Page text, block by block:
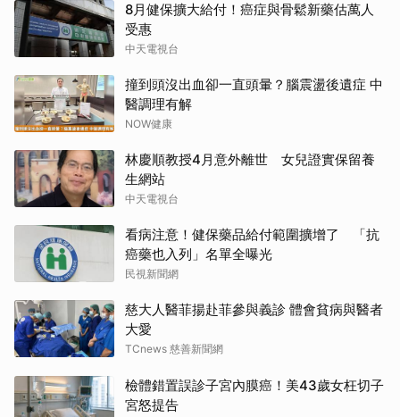
8月健保擴大給付！癌症與骨鬆新藥估萬人
受惠
中天電視台
撞到頭沒出血卻一直頭暈？腦震盪後遺症 中
醫調理有解
NOW健康
林慶順教授4月意外離世 女兒證實保留養
生網站
中天電視台
看病注意！健保藥品給付範圍擴增了 「抗
癌藥也入列」名單全曝光
民視新聞網
慈大人醫菲揚赴菲參與義診 體會貧病與醫者
大愛
TCnews 慈善新聞網
檢體錯置誤診子宮內膜癌！美43歲女枉切子
宮怒提告